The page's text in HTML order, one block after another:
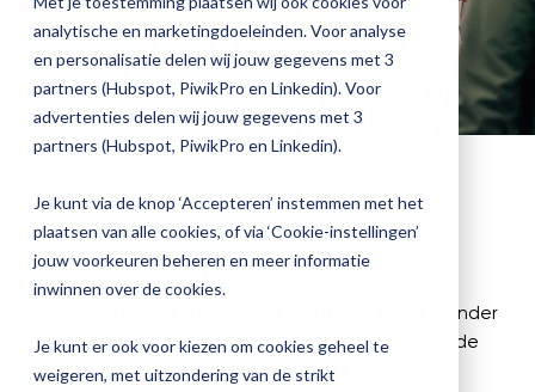
analytische en marketingdoeleinden. Voor analyse
en personalisatie delen wij jouw gegevens met 3
partners (Hubspot, PiwikPro en Linkedin). Voor
advertenties delen wij jouw gegevens met 3
partners (Hubspot, PiwikPro en Linkedin).
Je kunt via de knop ‘Accepteren’ instemmen met het
plaatsen van alle cookies, of via ‘Cookie-instellingen’
jouw voorkeuren beheren en meer informatie
inwinnen over de cookies.
Je kunt er ook voor kiezen om cookies geheel te
weigeren, met uitzondering van de strikt
Magister Inzicht
Magister Kluisjes
een
afspraak
en
ontdek
de
Leerlingen
Ouders
Applicatiebeheer
Overstappen
snel
inzicht
de
Gebruikerspanel
Media & Pers
Nieuw!Magister Journaal
Het eerste Magister Journaal staat online! In minder
dan een halfuur ben je volledig bijgepraat over de
nieuwste ontwikkelingen binnen Magister.